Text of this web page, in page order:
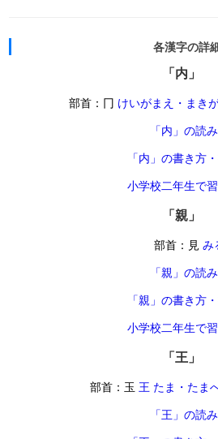
各漢字の詳
「内」
部首：冂 けいがまえ・まき
「内」の読
「内」の書き方
小学校二年生で
「親」
部首：見 み
「親」の読
「親」の書き方
小学校二年生で
「王」
部首：玉 王 たま・たま
「王」の読